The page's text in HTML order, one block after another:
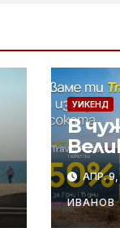
УИКЕНД
В
от
АПР.
ИВАНОВ